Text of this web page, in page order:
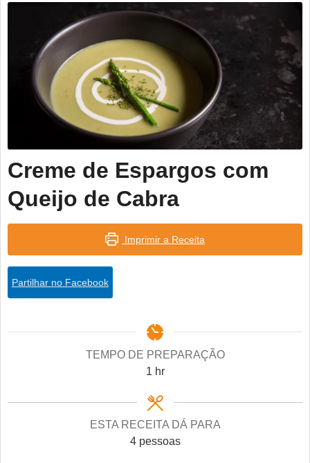
Creme de Espargos com
Queijo de Cabra
Imprimir a Receita
Partilhar no Facebook
TEMPO DE PREPARAÇÃO
1 hour
hr
ESTA RECEITA DÁ PARA
4 pessoas